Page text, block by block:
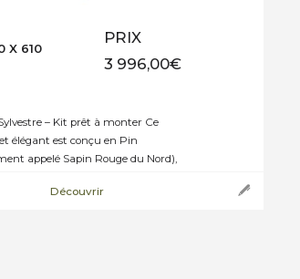
X 610
PRIX
3 996,00€
– Kit prêt à monter Ce
élégant est conçu en Pin
appelé Sapin Rouge du Nord),
une protection durable contre
Découvrir